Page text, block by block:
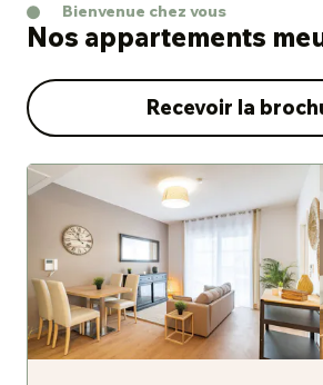
Bienvenue chez vous
Nos appartements
Recevoir la